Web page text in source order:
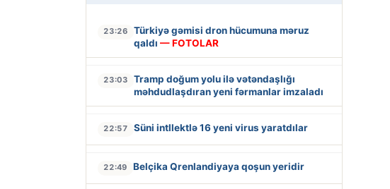
23:26
Türkiyə gəmisi dron hücumuna məruz
qaldı — FOTOLAR
23:03
Tramp doğum yolu ilə vətəndaşlığı
məhdudlaşdıran yeni fərmanlar imzaladı
22:57 Süni intllektlə 16 yeni virus yaratdılar
22:49 Belçika Qrenlandiyaya qoşun yeridir